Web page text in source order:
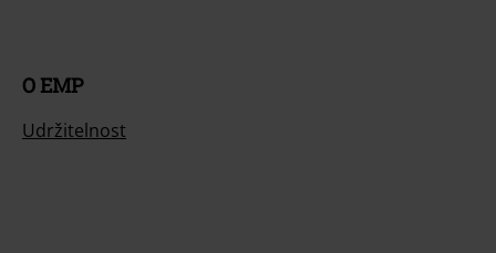
O EMP
Udržitelnost